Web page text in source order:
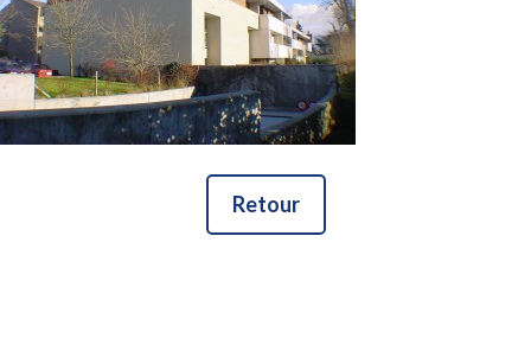
Retour